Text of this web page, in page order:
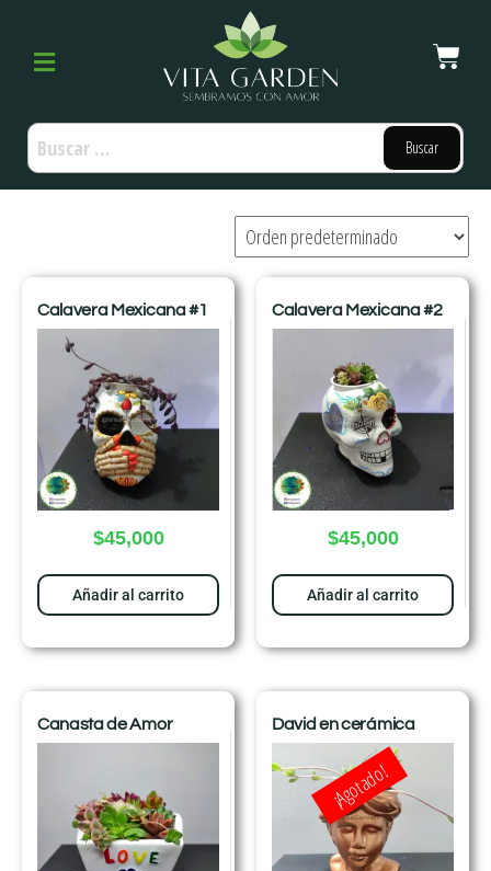
Calavera Mexicana #1
$45,000
Añadir al carrito
Calavera Mexicana #2
$45,000
Añadir al carrito
Canasta de Amor David en cerámica
¡Agotado!